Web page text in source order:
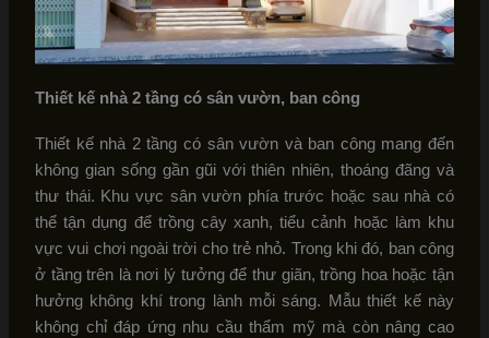
Thiết kế nhà 2 tầng có sân vườn, ban công
Thiết kế nhà 2 tầng có sân vườn và ban công mang đến
không gian sống gần gũi với thiên nhiên, thoáng đãng và
thư thái. Khu vực sân vườn phía trước hoặc sau nhà có
thể tận dụng để trồng cây xanh, tiểu cảnh hoặc làm khu
vực vui chơi ngoài trời cho trẻ nhỏ. Trong khi đó, ban công
ở tầng trên là nơi lý tưởng để thư giãn, trồng hoa hoặc tận
hưởng không khí trong lành mỗi sáng. Mẫu thiết kế này
không chỉ đáp ứng nhu cầu thẩm mỹ mà còn nâng cao